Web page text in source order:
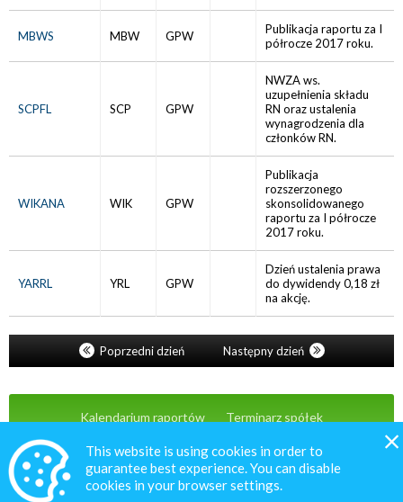
MBWS MBW GPW
Publikacja raportu za I
półrocze 2017 roku.
SCPFL SCP GPW
NWZA ws.
uzupełnienia składu
RN oraz ustalenia
wynagrodzenia dla
członków RN.
WIKANA WIK GPW
Publikacja
rozszerzonego
skonsolidowanego
raportu za I półrocze
2017 roku.
YARRL YRL GPW
Dzień ustalenia prawa
do dywidendy 0,18 zł
na akcję.
Poprzedni dzień Następny dzień
Kalendarium raportów
Terminarz spółek
© 2020 MacroNext.pl
This website is using cookies in order to
guarantee best experience. You can disable
cookies in your browser settings.